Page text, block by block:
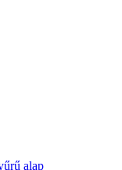
alap